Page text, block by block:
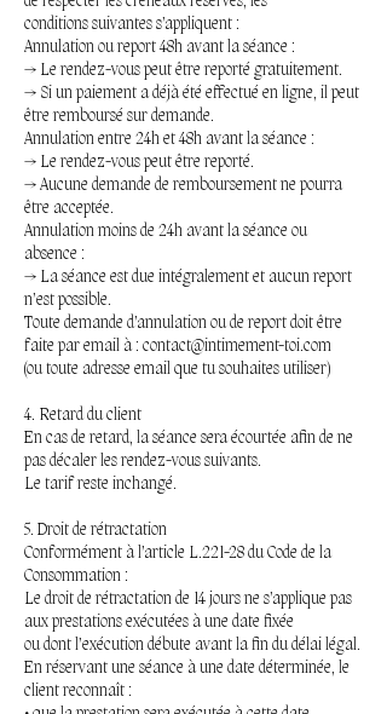
conditions suivantes s’appliquent :
Annulation ou report 48h avant la séance :
→ Le rendez-vous peut être reporté gratuitement.
→ Si un paiement a déjà été effectué en ligne, il peut
être remboursé sur demande.
Annulation entre 24h et 48h avant la séance :
→ Le rendez-vous peut être reporté.
→ Aucune demande de remboursement ne pourra
être acceptée.
Annulation moins de 24h avant la séance ou
absence :
→ La séance est due intégralement et aucun report
n’est possible.
Toute demande d’annulation ou de report doit être
faite par email à : contact@intimement-toi.com
(ou toute adresse email que tu souhaites utiliser)
4. Retard du client
En cas de retard, la séance sera écourtée afin de ne
pas décaler les rendez-vous suivants.
Le tarif reste inchangé.
5. Droit de rétractation
Conformément à l’article L.221-28 du Code de la
Consommation :
Le droit de rétractation de 14 jours ne s’applique pas
aux prestations exécutées à une date fixée
ou dont l’exécution débute avant la fin du délai légal.
En réservant une séance à une date déterminée, le
client reconnaît :